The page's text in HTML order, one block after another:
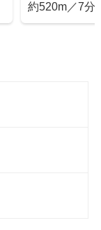
藤沢店
約520m／7分